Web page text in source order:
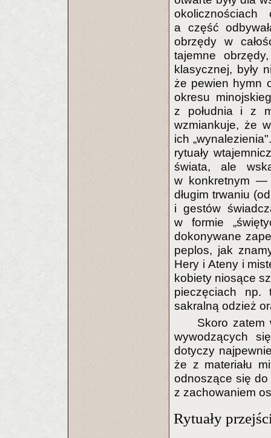
a część
obrzędy w
tajemne
klasycznej, były
że pewien hymn
okresu
z południa i z
wzmiankuje, że
ich
rytuały
świata, ale
w konkretnym —
długim trwaniu
i gestów
w formie
dokonywane
peplos, jak
Hery i Ateny i
kobiety niosące
pieczęciach np.
sakralną odzież
Skoro zatem
wywodzących
dotyczy
że z materiału
odnoszące się
z zachowaniem
Rytuały